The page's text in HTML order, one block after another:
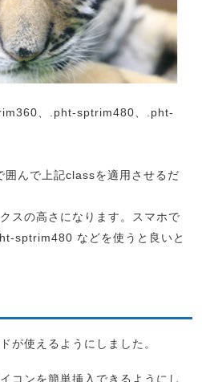
、.pht-sptrim480、.pht-
んで上記classを適用させるだ
スの高さになります。スマホで
sptrim480 などを使うと良いと
が使えるようにしました。
コンを簡単挿入できるようにし